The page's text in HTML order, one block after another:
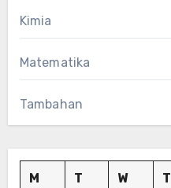
Kimia
Matematika
Tambahan
M T W T